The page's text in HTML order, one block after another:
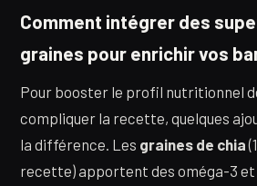
Comment intégrer des
graines pour enrichir vos
Pour booster le profil nutritionnel
compliquer la recette, quelques
la différence. Les graines de chia
recette) apportent des oméga-3